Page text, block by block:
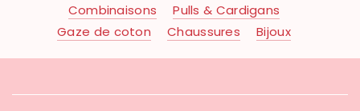
Combinaisons
Pulls & Cardigans
Gaze de coton
Chaussures Bijoux